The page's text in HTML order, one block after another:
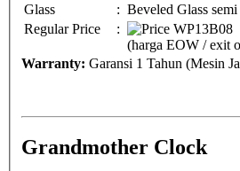
Glass
: Beveled Glass
Regular Price
:
(harga EOW / exit
Warranty: Garansi 1 Tahun (Mesin
Grandmother Clock